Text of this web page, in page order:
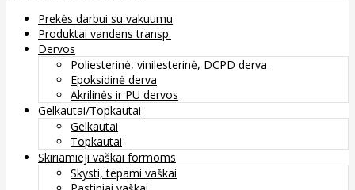
Prekės darbui su vakuumu
Produktai vandens transp.
Dervos
Poliesterinė, vinilesterinė, DCPD derva
Epoksidinė derva
Akrilinės ir PU dervos
Gelkautai/Topkautai
Gelkautai
Topkautai
Skiriamieji vaškai formoms
Skysti, tepami vaškai